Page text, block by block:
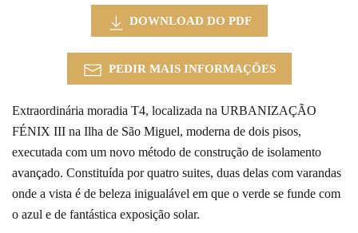
DOWNLOAD DO PDF
PEDIR MAIS INFORMAÇÕES
Extraordinária moradia T4, localizada na URBANIZAÇÃO
FÉNIX III na Ilha de São Miguel, moderna de dois pisos,
executada com um novo método de construção de isolamento
avançado. Constituída por quatro suites, duas delas com varandas
onde a vista é de beleza inigualável em que o verde se funde com
o azul e de fantástica exposição solar.